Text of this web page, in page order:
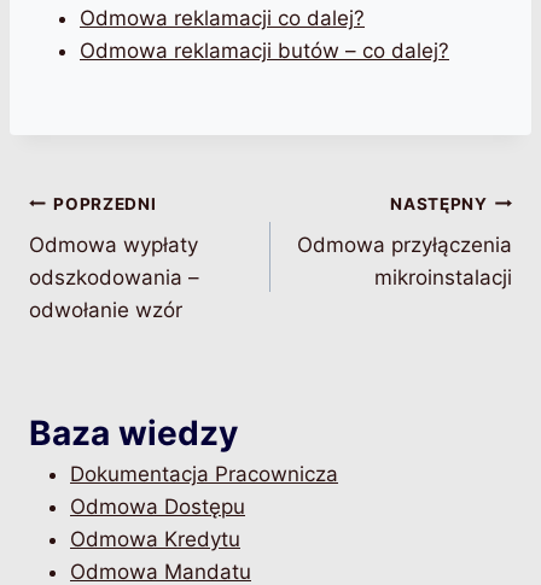
Odmowa reklamacji co dalej?
Odmowa reklamacji butów – co dalej?
Nawigacja
wpisu
POPRZEDNI
Odmowa wypłaty
odszkodowania –
odwołanie wzór
NASTĘPNY
Odmowa przyłączenia
mikroinstalacji
Baza wiedzy
Dokumentacja Pracownicza
Odmowa Dostępu
Odmowa Kredytu
Odmowa Mandatu